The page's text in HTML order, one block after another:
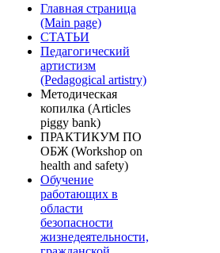
Главная страница
(Main page)
СТАТЬИ
Педагогический
артистизм
(Pedagogical artistry)
Методическая
копилка (Articles
piggy bank)
ПРАКТИКУМ ПО
ОБЖ (Workshop on
health and safety)
Обучение
работающих в
области
безопасности
жизнедеятельности,